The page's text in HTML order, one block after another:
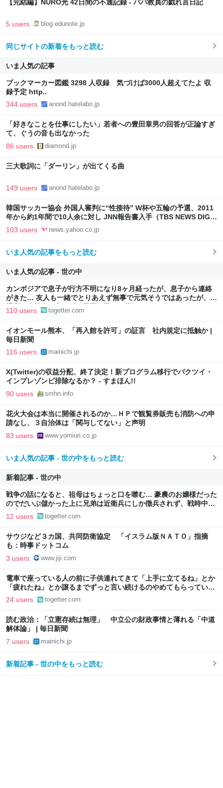
【完結編】NURO光 42日間の不通記録 - パパ教員の戯れ言日記
5 users blog.edunote.jp
同じサイトの新着をもっと読む
いま人気の記事
ブックマーカー図鑑 3298 人収録 気づけば3000人超えてたよ 収
録予定 http..
344 users anond.hatelabo.jp
「好きなことを仕事にしたい」若者への豊田章男の回答が正論すぎ
て、ぐうの音も出なかった
86 users diamond.jp
三大歌詞に「ダーリン」が出てくる曲
149 users anond.hatelabo.jp
韓国サッカー協会 外国人審判に“性接待” W杯や五輪の予選、2011
年から約1年間で10人余に対し JNN報告書入手（TBS NEWS DIG
Powered by JNN） - Yahoo!ニュース
103 users news.yahoo.co.jp
いま人気の記事をもっと読む
いま人気の記事 - 世の中
カンボジアで息子が行方不明になり8ヶ月経ったが、息子から連絡
がきた… 友人も一緒でとりあえず無事で元気そうではあったが、居
場所や会社名も言えず、帰国も難しい状況のよう
110 users togetter.com
イオンモール熊本、「再入館を許可」の証言 社内規定に抵触か |
毎日新聞
116 users mainichi.jp
X(Twitter)の収益分配、終了決定！新プログラム移行でパクツイ・
インプレゾンビ排除なるか？ - すまほん!!
90 users smhn.info
花火大会は本当に開催されるのか…ＨＰで観覧券販売も消防への申
請なし、３自治体は「関与してない」と声明
83 users www.yomiuri.co.jp
いま人気の記事 - 世の中をもっと読む
新着記事 - 世の中
戦争の話になると、祖母はちょっと口を噤む… 豪農のお嬢様だった
のでだいぶ儲かった上に兄弟は近衛兵にしか徴兵されず、戦時中も
白米しか食べたことがなかった
12 users togetter.com
サウジなど３カ国、共同防衛協定 「イスラム版ＮＡＴＯ」指摘
も：時事ドットコム
3 users www.jiji.com
電車で座っている人の前に子供連れてきて「上手に立てるね」とか
「疲れたね」とか譲るまでずっと言い続けるのやめてもらっていい
ですか→ただの声掛けなので遠慮なくガン無視してください
24 users togetter.com
読む政治：「立憲存続は無理」 中立公の財政事情と薄れる「中道
解体論」 | 毎日新聞
7 users mainichi.jp
新着記事 - 世の中をもっと読む